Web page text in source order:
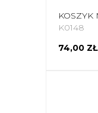
K0148
74,00 ZŁ